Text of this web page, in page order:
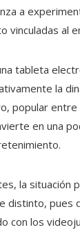
a
vinculadas al
tableta
la
popular
en una
la situación
distinto, pues
con los